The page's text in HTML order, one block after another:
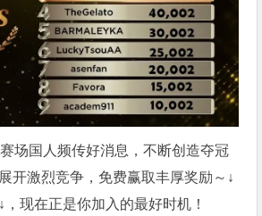
赛场国人频传好消息，不断创造夺冠
开激烈竞争，免费赢取丰厚奖励～ ↓
，现在正是你加入的最好时机！